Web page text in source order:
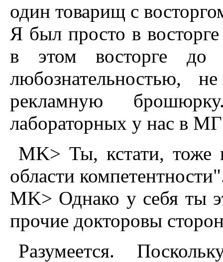
один товарищ с
Я был просто в
в этом восторге до
любознательностью,
рекламную
лабораторных у нас в
MK> Ты, кстати, тоже
области
MK> Однако у себя ты
прочие докторовы
Разумеется.